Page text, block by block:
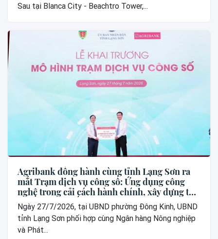
Sau tại Blanca City - Beachtro Tower,...
Agribank đồng hành cùng tỉnh Lạng Sơn ra
mắt Trạm dịch vụ công số: Ứng dụng công
nghệ trong cải cách hành chính, xây dựng thế
hệ “công dân số”
Ngày 27/7/2026, tại UBND phường Đông Kinh, UBND
tỉnh Lạng Sơn phối hợp cùng Ngân hàng Nông nghiệp
và Phát...